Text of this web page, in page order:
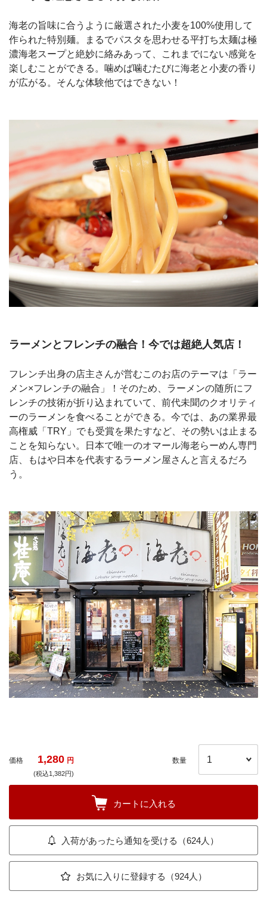
海老の旨味に合うように厳選された小麦を100%使用して
作られた特別麺。まるでパスタを思わせる平打ち太麺は極
濃海老スープと絶妙に絡みあって、これまでにない感覚を
楽しむことができる。噛めば噛むたびに海老と小麦の香り
が広がる。そんな体験他ではできない！
ラーメンとフレンチの融合！今では超絶人気店！
フレンチ出身の店主さんが営むこのお店のテーマは「ラー
メン×フレンチの融合」！そのため、ラーメンの随所にフ
レンチの技術が折り込まれていて、前代未聞のクオリティ
ーのラーメンを食べることができる。今では、あの業界最
高権威「TRY」でも受賞を果たすなど、その勢いは止まる
ことを知らない。日本で唯一のオマール海老らーめん専門
店、もはや日本を代表するラーメン屋さんと言えるだろ
う。
価格 1,280 円
(税込1,382円)
数量
カートに入れる
入荷があったら通知を受ける（624人）
お気に入りに登録する（924人）